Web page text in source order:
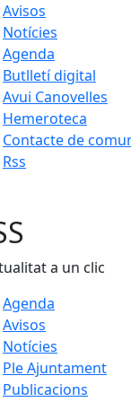
Avisos
Notícies
Agenda
Butlletí digital
Avui Canovelles
Hemeroteca
Contacte de
Rss
a un clic
Agenda
Avisos
Notícies
Ple Ajuntament
Publicacions